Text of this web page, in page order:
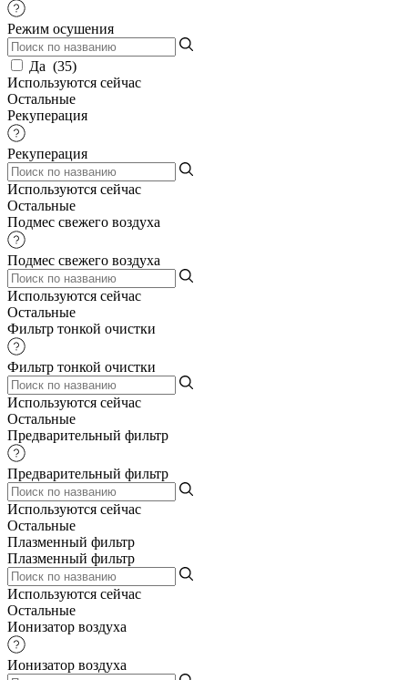
Режим осушения
Да (35)
Используются сейчас
Остальные
Рекуперация
Рекуперация
Используются сейчас
Остальные
Подмес свежего воздуха
Подмес свежего воздуха
Используются сейчас
Остальные
Фильтр тонкой очистки
Фильтр тонкой очистки
Используются сейчас
Остальные
Предварительный фильтр
Предварительный фильтр
Используются сейчас
Остальные
Плазменный фильтр
Плазменный фильтр
Используются сейчас
Остальные
Ионизатор воздуха
Ионизатор воздуха